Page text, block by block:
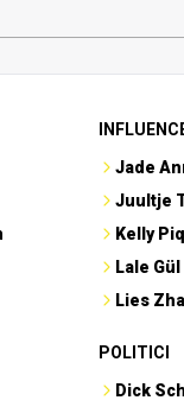
Jade
Juultje
Kelly
Lale Gül
Lies
POLITICI
Dick